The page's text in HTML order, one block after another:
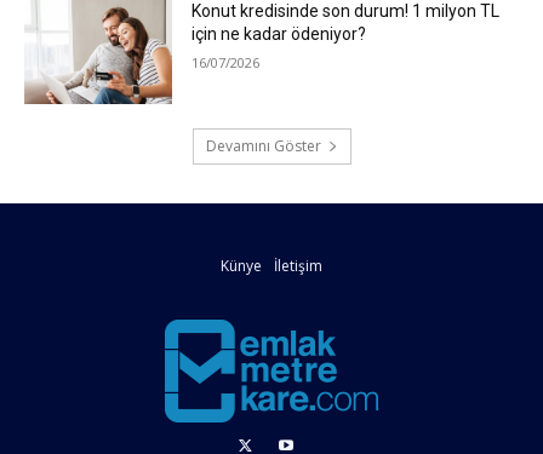
Konut kredisinde son durum! 1 milyon TL
için ne kadar ödeniyor?
16/07/2026
Devamını Göster
Künye İletişim